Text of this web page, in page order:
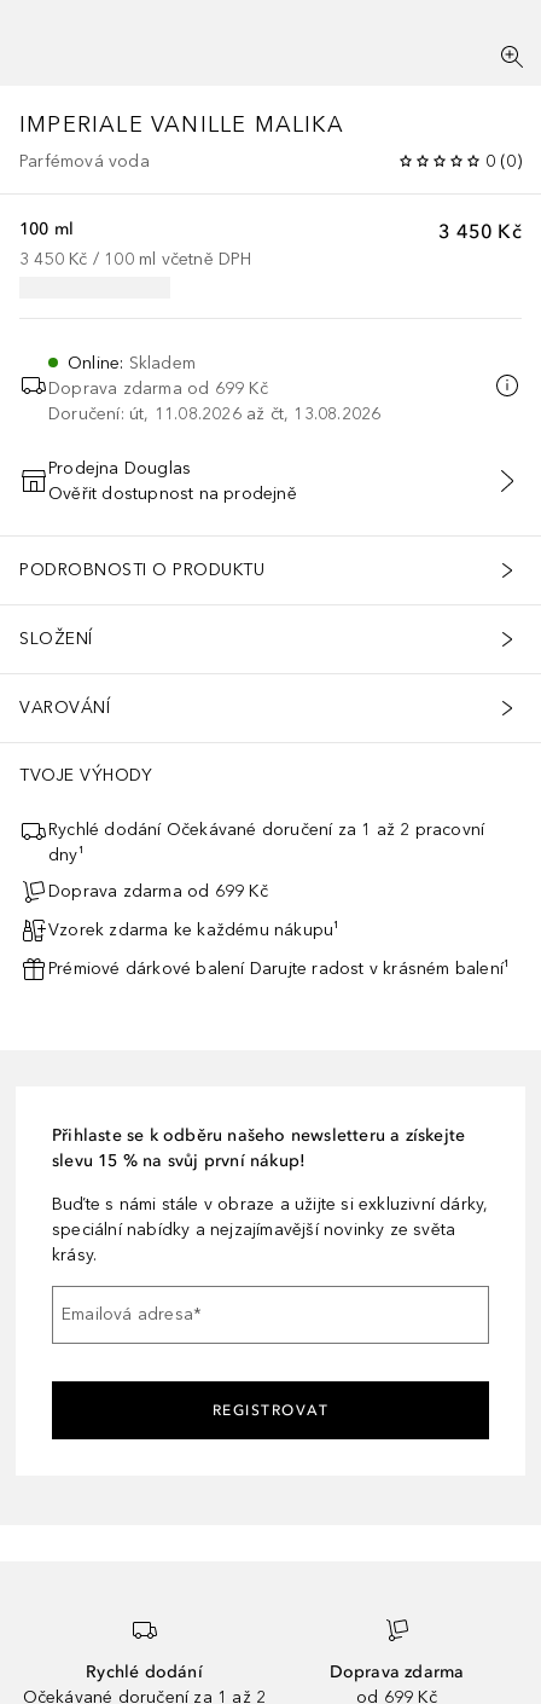
IMPERIALE VANILLE MALIKA
Parfémová voda 0 (0)
3 450 Kč
100 ml
3 450 Kč / 100 ml včetně DPH
Online: Skladem
Doprava zdarma od 699 Kč
Doručení: út, 11.08.2026 až čt, 13.08.2026
PŘIDAT DO KOŠÍKU
Prodejna Douglas
Ověřit dostupnost na prodejně
PODROBNOSTI O PRODUKTU
SLOŽENÍ
VAROVÁNÍ
TVOJE VÝHODY
Rychlé dodání Očekávané doručení za 1 až 2 pracovní
dny¹
Doprava zdarma od 699 Kč
Vzorek zdarma ke každému nákupu¹
Prémiové dárkové balení Darujte radost v krásném balení¹
Přihlaste se k odběru našeho newsletteru a získejte
slevu 15 % na svůj první nákup!
Buďte s námi stále v obraze a užijte si exkluzivní dárky,
speciální nabídky a nejzajímavější novinky ze světa
krásy.
Emailová adresa*
REGISTROVAT
Rychlé dodání
Očekávané doručení za 1 až 2
Doprava zdarma
od 699 Kč